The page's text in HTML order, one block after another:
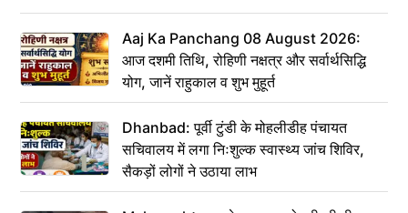
Aaj Ka Panchang 08 August 2026:
आज दशमी तिथि, रोहिणी नक्षत्र और सर्वार्थसिद्धि
योग, जानें राहुकाल व शुभ मुहूर्त
Dhanbad: पूर्वी टुंडी के मोहलीडीह पंचायत
सचिवालय में लगा निःशुल्क स्वास्थ्य जांच शिविर,
सैकड़ों लोगों ने उठाया लाभ